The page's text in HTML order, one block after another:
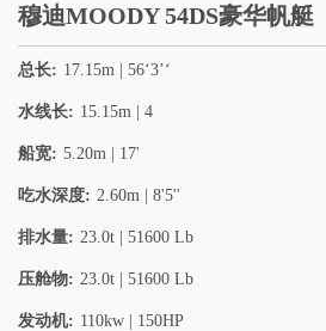
穆迪MOODY 54DS豪华帆艇
总长: 17.15m | 56‘3’‘
水线长: 15.15m | 4
船宽: 5.20m | 17'
吃水深度: 2.60m | 8'5''
排水量: 23.0t | 51600 Lb
压舱物: 23.0t | 51600 Lb
发动机: 110kw | 150HP